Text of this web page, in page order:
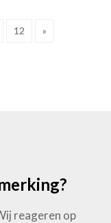
12 »
reageren op